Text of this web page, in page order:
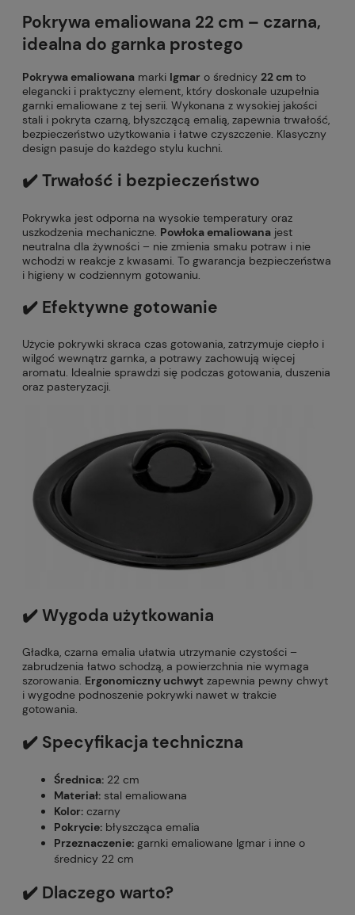
Pokrywa emaliowana 22 cm – czarna,
idealna do garnka prostego
Pokrywa emaliowana marki Igmar o średnicy 22 cm to
elegancki i praktyczny element, który doskonale uzupełnia
garnki emaliowane z tej serii. Wykonana z wysokiej jakości
stali i pokryta czarną, błyszczącą emalią, zapewnia trwałość,
bezpieczeństwo użytkowania i łatwe czyszczenie. Klasyczny
design pasuje do każdego stylu kuchni.
✔️ Trwałość i bezpieczeństwo
Pokrywka jest odporna na wysokie temperatury oraz
uszkodzenia mechaniczne. Powłoka emaliowana jest
neutralna dla żywności – nie zmienia smaku potraw i nie
wchodzi w reakcje z kwasami. To gwarancja bezpieczeństwa
i higieny w codziennym gotowaniu.
✔️ Efektywne gotowanie
Użycie pokrywki skraca czas gotowania, zatrzymuje ciepło i
wilgoć wewnątrz garnka, a potrawy zachowują więcej
aromatu. Idealnie sprawdzi się podczas gotowania, duszenia
oraz pasteryzacji.
✔️ Wygoda użytkowania
Gładka, czarna emalia ułatwia utrzymanie czystości –
zabrudzenia łatwo schodzą, a powierzchnia nie wymaga
szorowania. Ergonomiczny uchwyt zapewnia pewny chwyt
i wygodne podnoszenie pokrywki nawet w trakcie
gotowania.
✔️ Specyfikacja techniczna
Średnica: 22 cm
Materiał: stal emaliowana
Kolor: czarny
Pokrycie: błyszcząca emalia
Przeznaczenie: garnki emaliowane Igmar i inne o
średnicy 22 cm
✔️ Dlaczego warto?